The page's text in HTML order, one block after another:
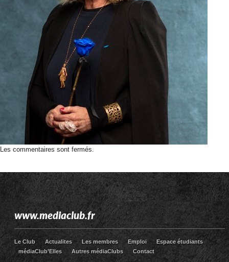
Les commentaires sont fermés.
www.mediaclub.fr
Le Club Actualites Les membres Emploi
Espace étudiants
médiaClub’Elles
Autres médiaClubs Contact